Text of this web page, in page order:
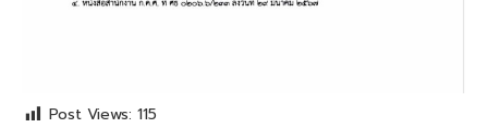
Post Views: 115